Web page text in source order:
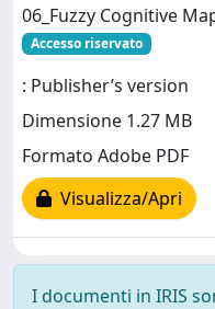
06_Fuzzy Cognitive
Accesso riservato
: Publisher’s version
Dimensione 1.27 MB
Formato Adobe PDF
Visualizza/Apri
I documenti in IRIS